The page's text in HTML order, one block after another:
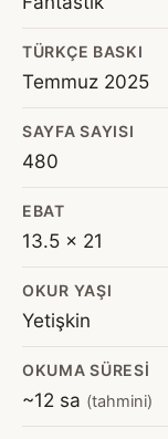
TÜRKÇE BASKI
Temmuz 2025
SAYFA SAYISI
480
EBAT
13.5 x 21
OKUR YAŞI
Yetişkin
OKUMA SÜRESI
~12 sa (tahmini)